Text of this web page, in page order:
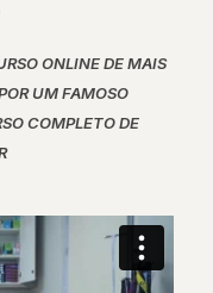
ONLINE DE MAIS
UM FAMOSO
COMPLETO DE